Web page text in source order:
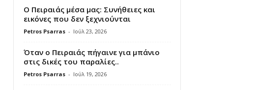
Ο Πειραιάς μέσα μας: Συνήθειες και
εικόνες που δεν ξεχνιούνται
Petros Psarras - Ιούλ 23, 2026
Όταν ο Πειραιάς πήγαινε για μπάνιο
στις δικές του παραλίες..
Petros Psarras - Ιούλ 19, 2026